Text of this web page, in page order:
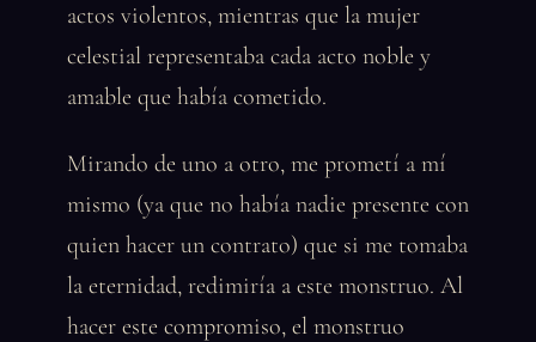
actos violentos, mientras que la mujer
celestial representaba cada acto noble y
amable que había cometido.
Mirando de uno a otro, me prometí a mí
mismo (ya que no había nadie presente con
quien hacer un contrato) que si me tomaba
la eternidad, redimiría a este monstruo. Al
hacer este compromiso, el monstruo